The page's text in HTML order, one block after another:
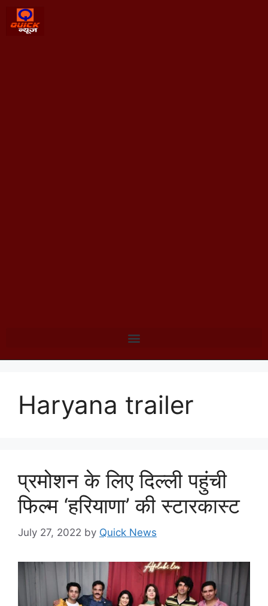
Haryana trailer
प्रमोशन के लिए दिल्ली पहुंची
फिल्म ‘हरियाणा’ की स्टारकास्ट
July 27, 2022 by Quick News